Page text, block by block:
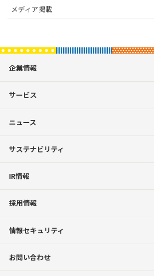
メディア掲載
企業情報
サービス
ニュース
サステナビリティ
IR情報
採用情報
情報セキュリティ
お問い合わせ